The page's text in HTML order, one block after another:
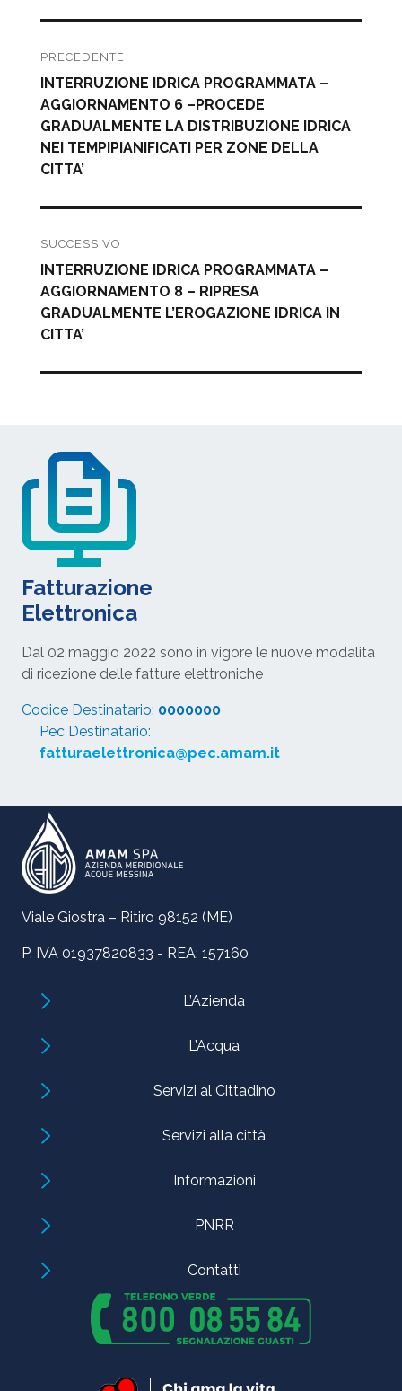
articoli
PRECEDENTE
Articolo
precedente:
INTERRUZIONE IDRICA PROGRAMMATA –
AGGIORNAMENTO 6 –PROCEDE
GRADUALMENTE LA DISTRIBUZIONE IDRICA
NEI TEMPIPIANIFICATI PER ZONE DELLA
CITTA’
SUCCESSIVO
Articolo
successivo:
INTERRUZIONE IDRICA PROGRAMMATA –
AGGIORNAMENTO 8 – RIPRESA
GRADUALMENTE L’EROGAZIONE IDRICA IN
CITTA’
Fatturazione
Elettronica
Dal 02 maggio 2022 sono in vigore le nuove modalità
di ricezione delle fatture elettroniche
Codice Destinatario: 0000000
Pec Destinatario:
fatturaelettronica@pec.amam.it
Viale Giostra – Ritiro 98152 (ME)
P. IVA 01937820833 - REA: 157160
L’Azienda
L’Acqua
Servizi al Cittadino
Servizi alla città
Informazioni
PNRR
Contatti